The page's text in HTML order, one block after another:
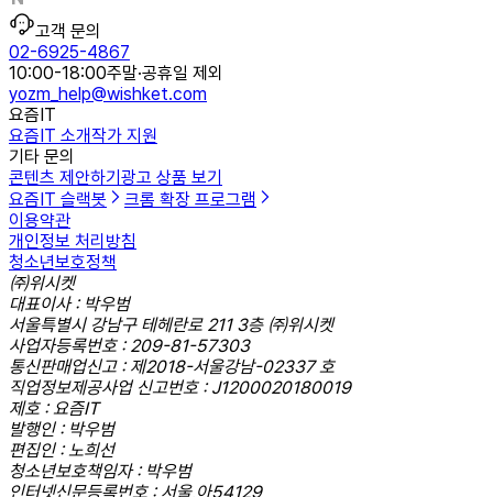
고객 문의
02-6925-4867
10:00-18:00주말·공휴일 제외
yozm_help@wishket.com
요즘IT
요즘IT 소개작가 지원
기타 문의
콘텐츠 제안하기 광고 상품 보기
요즘IT 슬랙봇
크롬 확장 프로그램
이용약관
개인정보 처리방침
청소년보호정책
㈜위시켓
대표이사 : 박우범
서울특별시 강남구 테헤란로 211 3층 ㈜위시켓
사업자등록번호 : 209-81-57303
통신판매업신고 : 제2018-서울강남-02337 호
직업정보제공사업 신고번호 : J1200020180019
제호 : 요즘IT
발행인 : 박우범
편집인 : 노희선
청소년보호책임자 : 박우범
인터넷신문등록번호 : 서울,아54129